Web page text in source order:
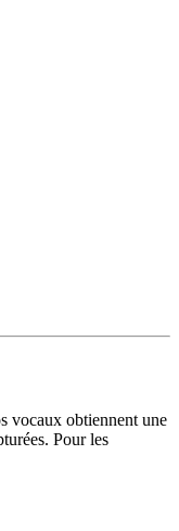
vocaux obtiennent une
Pour les